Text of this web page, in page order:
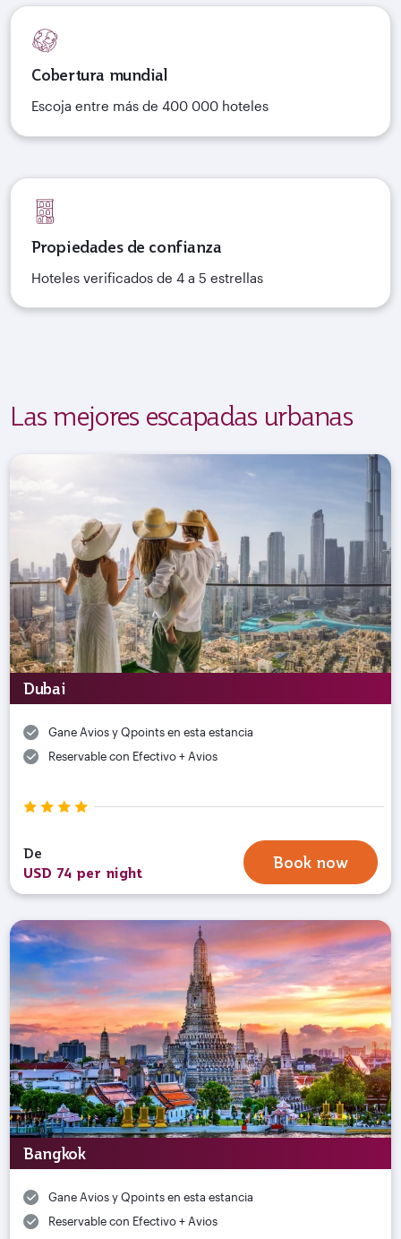
Cobertura mundial
Escoja entre más de 400 000 hoteles
Propiedades de confianza
Hoteles verificados de 4 a 5 estrellas
Las mejores escapadas urbanas
Dubai
Gane Avios y Qpoints en esta estancia
Reservable con Efectivo + Avios
De
USD 74 per night
Book now
Bangkok
Gane Avios y Qpoints en esta estancia
Reservable con Efectivo + Avios